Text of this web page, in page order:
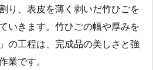
り、表皮を薄く剥いだ竹ひごを
いきます。竹ひごの幅や厚みを
の工程は、完成品の美しさと強
業です。